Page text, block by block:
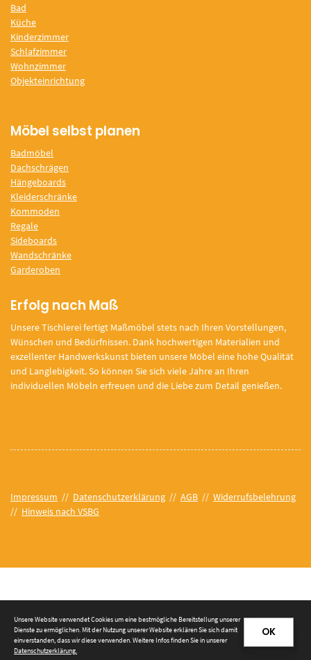
Bad
Küche
Kinderzimmer
Schlafzimmer
Wohnzimmer
Objekteinrichtung
Möbel selbst planen
Badmöbel
Dachschrägen
Hängeboards
Kleiderschränke
Kommoden
Regale
Sideboards
Wandschränke
Garderoben
Erfolg nach Maß
Unsere Tischlerei fertigt Maßmöbel stets nach Ihren Vorstellungen,
Wünschen und Bedürfnissen. Dank hochwertigen Materialien und
exzellenter Handwerkskunst bieten unsere Möbel eine hohe Qualität
und Langlebigkeit. So können Sie sich viele Jahre an Ihren
individuellen Möbeln erfreuen und die Liebe zum Detail genießen.
Impressum // Datenschutzerklärung // AGB // Widerrufsbelehrung
// Hinweis nach VSBG
OK
Unsere Website verwendet Cookies um eine bestmögliche Bereitstellung unserer
Dienste zu ermöglichen. Mit der Nutzung unserer Website erklären Sie sich damit
einverstanden, dass wir diese verwenden. Weitere Infos finden Sie in unserer
Datenschutzerklärung.